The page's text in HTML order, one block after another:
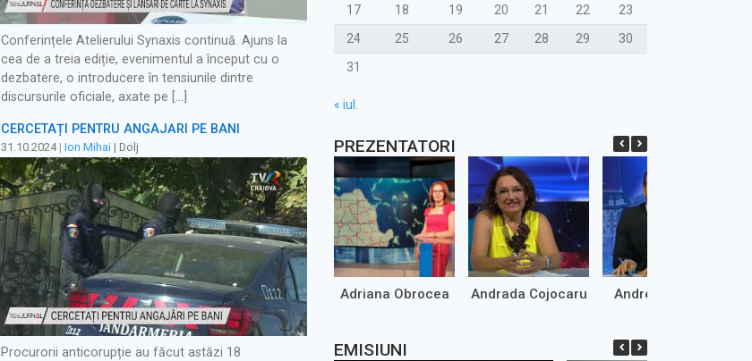
Conferințele Atelierului Synaxis continuă. Ajuns la
cea de a treia ediție, evenimentul a început cu o
dezbatere, o introducere în tensiunile dintre
discursurile oficiale, axate pe […]
CERCETAȚI PENTRU ANGAJĂRI PE BANI
31.10.2024| Ion Mihai | Dolj
Procurorii anticorupție au făcut astăzi 18
17
18 19 20 21 22
23
24
25 26 27 28 29
30
31
« iul.
PREZENTATORI
Adriana Obrocea Andrada Cojocaru Andrei Marinaș
EMISIUNI